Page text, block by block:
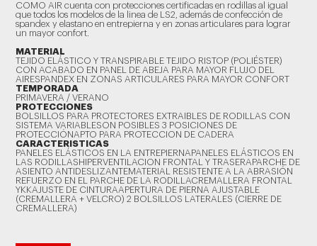
COMO AIR cuenta con protecciones certificadas en rodillas al igual
que todos los modelos de la linea de LS2, además de confección de
spandex y elastano en entrepierna y en zonas articulares para lograr
un mayor confort.
MATERIAL
TEJIDO ELÁSTICO Y TRANSPIRABLE TEJIDO RISTOP (POLIÉSTER)
CON ACABADO EN PANEL DE ABEJA PARA MAYOR FLUJO DEL
AIRESPANDEX EN ZONAS ARTICULARES PARA MAYOR CONFORT
TEMPORADA
PRIMAVERA / VERANO
PROTECCIONES
BOLSILLOS PARA PROTECTORES EXTRAIBLES DE RODILLAS CON
SISTEMA VARIABLESON POSIBLES 3 POSICIONES DE
PROTECCIÓNAPTO PARA PROTECCION DE CADERA
CARACTERISTICAS
PANELES ELÁSTICOS EN LA ENTREPIERNAPANELES ELÁSTICOS EN
LAS RODILLASHIPERVENTILACION FRONTAL Y TRASERAPARCHE DE
ASIENTO ANTIDESLIZANTEMATERIAL RESISTENTE A LA ABRASIÓN
REFUERZO EN EL PARCHE DE LA RODILLACREMALLERA FRONTAL
YKKAJUSTE DE CINTURAAPERTURA DE PIERNA AJUSTABLE
(CREMALLERA + VELCRO) 2 BOLSILLOS LATERALES (CIERRE DE
CREMALLERA)